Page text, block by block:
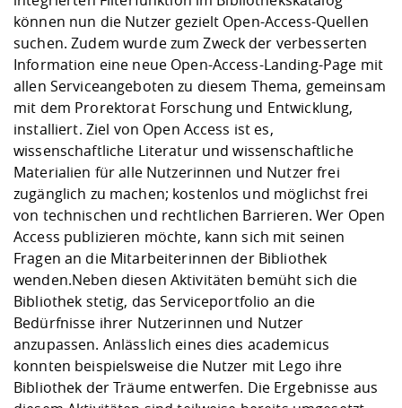
können nun die Nutzer gezielt Open-Access-Quellen
suchen. Zudem wurde zum Zweck der verbesserten
Information eine neue Open-Access-Landing-Page mit
allen Serviceangeboten zu diesem Thema, gemeinsam
mit dem Prorektorat Forschung und Entwicklung,
installiert. Ziel von Open Access ist es,
wissenschaftliche Literatur und wissenschaftliche
Materialien für alle Nutzerinnen und Nutzer frei
zugänglich zu machen; kostenlos und möglichst frei
von technischen und rechtlichen Barrieren. Wer Open
Access publizieren möchte, kann sich mit seinen
Fragen an die Mitarbeiterinnen der Bibliothek
wenden.Neben diesen Aktivitäten bemüht sich die
Bibliothek stetig, das Serviceportfolio an die
Bedürfnisse ihrer Nutzerinnen und Nutzer
anzupassen. Anlässlich eines dies academicus
konnten beispielsweise die Nutzer mit Lego ihre
Bibliothek der Träume entwerfen. Die Ergebnisse aus